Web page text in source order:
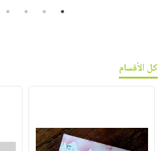
1
2
3
4
كل الأقسام